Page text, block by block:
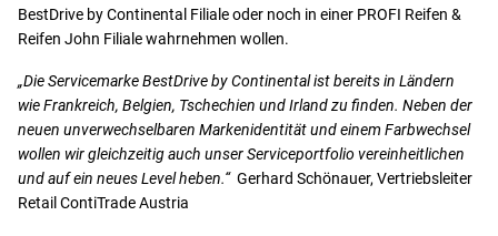
BestDrive by Continental Filiale oder noch in einer PROFI Reifen &
Reifen John Filiale wahrnehmen wollen.
„Die Servicemarke BestDrive by Continental ist bereits in Ländern
wie Frankreich, Belgien, Tschechien und Irland zu finden. Neben der
neuen unverwechselbaren Markenidentität und einem Farbwechsel
wollen wir gleichzeitig auch unser Serviceportfolio vereinheitlichen
und auf ein neues Level heben.“ Gerhard Schönauer, Vertriebsleiter
Retail ContiTrade Austria